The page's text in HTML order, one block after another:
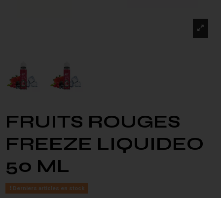
FRUITS ROUGES
FREEZE LIQUIDEO
50 ML
Derniers articles en stock